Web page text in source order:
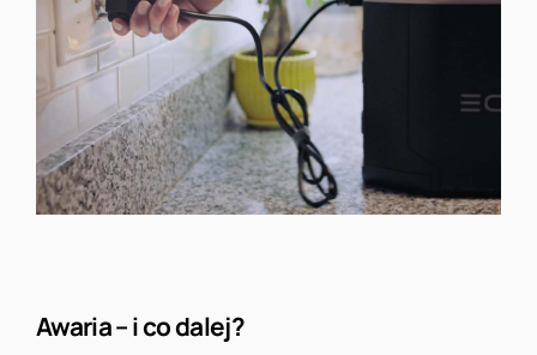
Awaria – i co dalej?